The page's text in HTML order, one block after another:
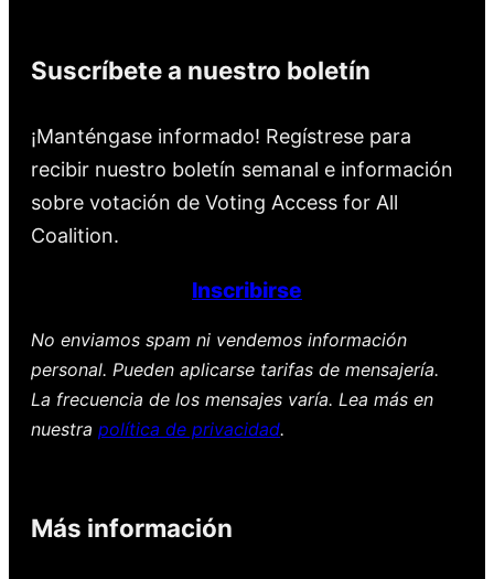
Suscríbete a nuestro boletín
¡Manténgase informado! Regístrese para
recibir nuestro boletín semanal e información
sobre votación de Voting Access for All
Coalition.
Inscribirse
No enviamos spam ni vendemos información
personal. Pueden aplicarse tarifas de mensajería.
La frecuencia de los mensajes varía. Lea más en
nuestra política de privacidad.
Más información